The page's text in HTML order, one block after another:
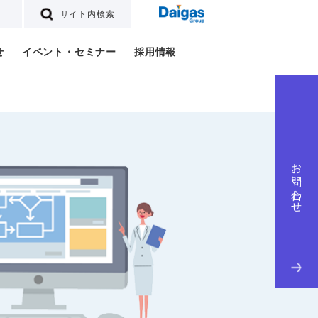
サイト内検索
イベント・セミナー 採用情報
お問い合わせ